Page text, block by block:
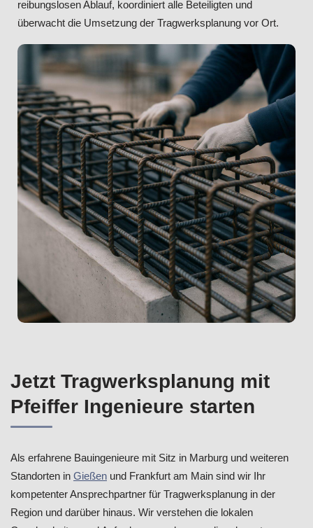
reibungslosen Ablauf, koordiniert alle Beteiligten und
überwacht die Umsetzung der Tragwerksplanung vor Ort.
Jetzt Tragwerksplanung mit
Pfeiffer Ingenieure starten
Als erfahrene Bauingenieure mit Sitz in Marburg und weiteren
Standorten in Gießen und Frankfurt am Main sind wir Ihr
kompetenter Ansprechpartner für Tragwerksplanung in der
Region und darüber hinaus. Wir verstehen die lokalen